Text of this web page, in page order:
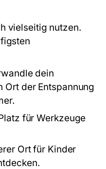
vielseitig nutzen.
dein
Ort der Entspannung
für Werkzeuge
Ort für Kinder